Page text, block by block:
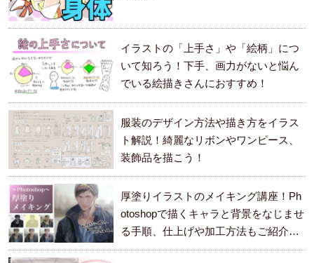
イラストの「上手さ」や「絵柄」につ
いて知ろう！下手、画力がないと悩ん
でいる絵描きさんにおすすめ！
服装のデザイン方法や描き方をイラス
ト解説！綺麗なリボンやワンピース、
装飾品を描こう！
厚塗りイラストのメイキング講座！Ph
otoshopで描くキャラと背景をなじませ
る手順、仕上げや加工方法もご紹介し
ます。